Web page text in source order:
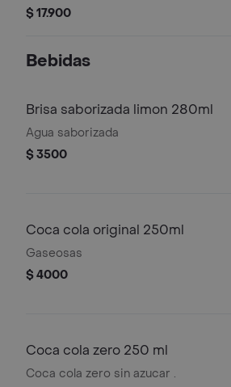
salsa rosada, salsa de la casa y dos
$ 17.900
Bebidas
Brisa saborizada limon 280ml
Agua saborizada
$ 3500
Coca cola original 250ml
Gaseosas
$ 4000
Coca cola zero 250 ml
Coca cola zero sin azucar .